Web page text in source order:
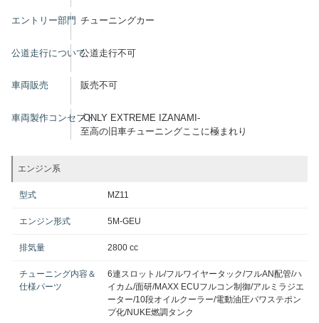
エントリー部門 チューニングカー
公道走行について公道走行不可
車両販売 販売不可
車両製作コンセプト-ONLY EXTREME IZANAMI-
至高の旧車チューニングここに極まれり
エンジン系
型式 MZ11
エンジン形式 5M-GEU
排気量 2800 cc
チューニング内容＆
仕様パーツ
6連スロットル/フルワイヤータック/フルAN配管/ハ
イカム/面研/MAXX ECUフルコン制御/アルミラジエ
ーター/10段オイルクーラー/電動油圧パワステポン
プ化/NUKE燃調タンク